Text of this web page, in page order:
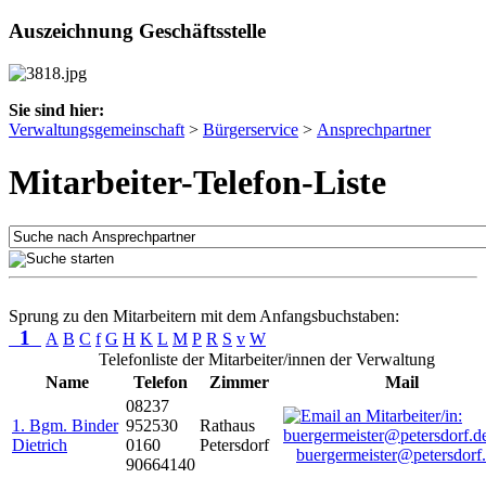
Auszeichnung Geschäftsstelle
Sie sind hier:
Verwaltungsgemeinschaft > Bürgerservice > Ansprechpartner
Mitarbeiter-Telefon-Liste
Sprung zu den Mitarbeitern mit dem Anfangsbuchstaben:
1 A B C f G H K L M P R S v W
Telefonliste der Mitarbeiter/innen der Verwaltung
Name
Telefon Zimmer Mail
1. Bgm. Binder
Dietrich
08237
952530
0160
90664140
Rathaus
Petersdorf